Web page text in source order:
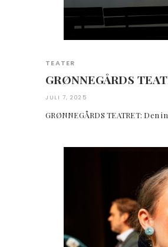
TEATER
GRØNNEGÅRDS
JULI 7, 2025
GRØNNEGÅRDS